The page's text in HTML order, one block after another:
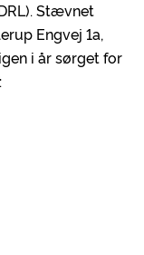
Stævnet
Engvej 1a,
i år sørget for